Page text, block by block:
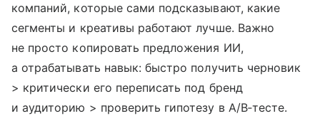
компаний, которые сами подсказывают, какие
сегменты и креативы работают лучше. Важно
не просто копировать предложения ИИ,
а отрабатывать навык: быстро получить черновик
> критически его переписать под бренд
и аудиторию > проверить гипотезу в A/B‑тесте.